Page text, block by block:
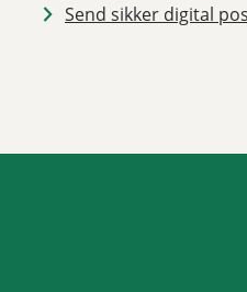
Send sikker digital